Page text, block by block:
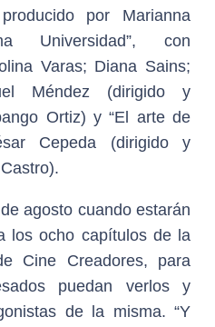
por Marianna
Universidad”, con
Varas; Diana Sains;
Méndez (dirigido y
Ortiz) y “El arte de
Cepeda (dirigido y
agosto cuando estarán
los ocho capítulos de la
Cine Creadores, para
puedan verlos y
de la misma. “Y